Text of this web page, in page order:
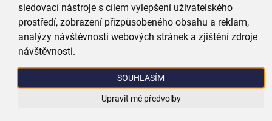
sledovací nástroje s cílem vylepšení uživatelského
prostředí, zobrazení přizpůsobeného obsahu a reklam,
analýzy návštěvnosti webových stránek a zjištění zdroje
návštěvnosti.
SOUHLASÍM
Upravit mé předvolby
máme téměr vše skladem
Vždy si u nás vyberete
Jsme vždy poblíž